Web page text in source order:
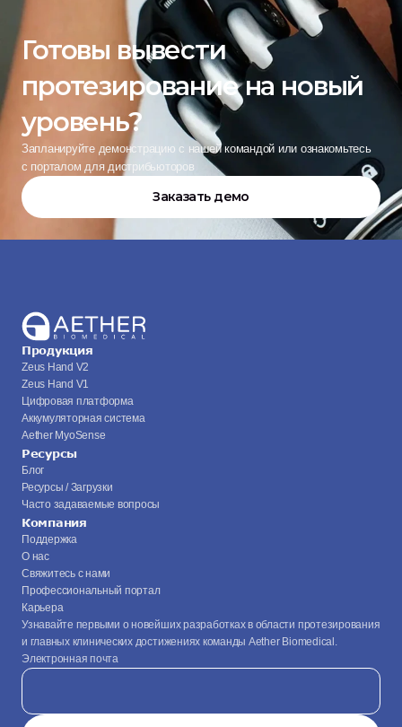
Готовы вывести
протезирование на новый
уровень?
Запланируйте демонстрацию с нашей командой или ознакомьтесь
с порталом для дистрибьюторов
Заказать демо
Продукция
Zeus Hand V2
Zeus Hand V1
Цифровая платформа
Аккумуляторная система
Aether MyoSense
Ресурсы
Блог
Ресурсы / Загрузки
Часто задаваемые вопросы
Компания
Поддержка
О нас
Свяжитесь с нами
Профессиональный портал
Карьера
Узнавайте первыми о новейших разработках в области протезирования
и главных клинических достижениях команды Aether Biomedical.
Электронная почта